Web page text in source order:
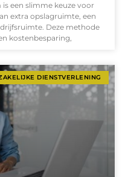
een slimme keuze voor
extra opslagruimte, een
Deze methode
kostenbesparing,
DIENSTVERLENING